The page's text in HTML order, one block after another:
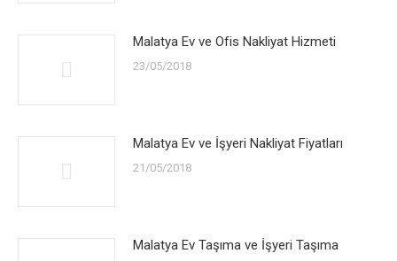
Malatya Ev ve Ofis Nakliyat Hizmeti
23/05/2018
Malatya Ev ve İşyeri Nakliyat Fiyatları
21/05/2018
Malatya Ev Taşıma ve İşyeri Taşıma